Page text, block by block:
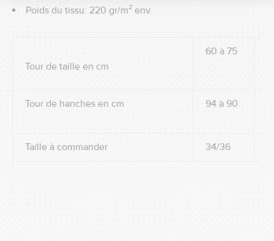
Poids du tissu: 220 gr/m² env.
Tour de taille en cm
60 à 75
Tour de hanches en cm 94 à 90
Taille à commander 34/36